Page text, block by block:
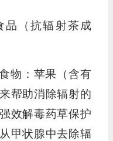
品（抗辐射茶成
物：苹果（含有
帮助消除辐射的
效解毒药草保护
甲状腺中去除辐